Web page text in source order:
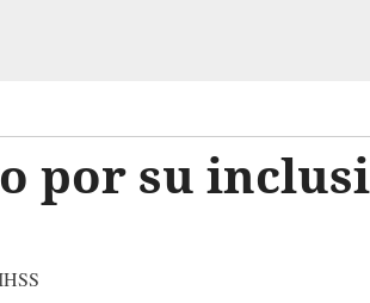
por su